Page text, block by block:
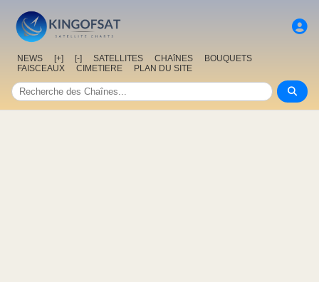
NEWS [+] [-] SATELLITES CHAîNES
BOUQUETS
FAISCEAUX
CIMETIERE PLAN DU SITE